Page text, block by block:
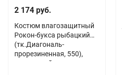
2 174 руб.
Костюм влагозащитный
Рокон-букса рыбацкий
(тк.Диагональ-
прорезиненная, 550),
оранжевый